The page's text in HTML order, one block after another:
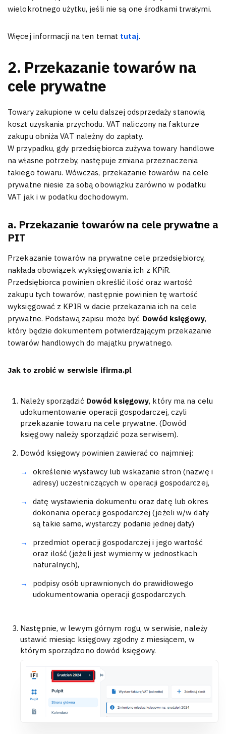
wielokrotnego użytku, jeśli nie są one środkami trwałymi.
Więcej informacji na ten temat tutaj.
2. Przekazanie towarów na
cele prywatne
Towary zakupione w celu dalszej odsprzedaży stanowią
koszt uzyskania przychodu. VAT naliczony na fakturze
zakupu obniża VAT należny do zapłaty.
W przypadku, gdy przedsiębiorca zużywa towary handlowe
na własne potrzeby, następuje zmiana przeznaczenia
takiego towaru. Wówczas, przekazanie towarów na cele
prywatne niesie za sobą obowiązku zarówno w podatku
VAT jak i w podatku dochodowym.
a. Przekazanie towarów na cele prywatne a
PIT
Przekazanie towarów na prywatne cele przedsiębiorcy,
nakłada obowiązek wyksięgowania ich z KPiR.
Przedsiębiorca powinien określić ilość oraz wartość
zakupu tych towarów, następnie powinien tę wartość
wyksięgować z KPIR w dacie przekazania ich na cele
prywatne. Podstawą zapisu może być Dowód księgowy,
który będzie dokumentem potwierdzającym przekazanie
towarów handlowych do majątku prywatnego.
Jak to zrobić w serwisie ifirma.pl
Należy sporządzić Dowód księgowy, który ma na celu
udokumentowanie operacji gospodarczej, czyli
przekazanie towaru na cele prywatne. (Dowód
księgowy należy sporządzić poza serwisem).
Dowód księgowy powinien zawierać co najmniej:
określenie wystawcy lub wskazanie stron (nazwę i
adresy) uczestniczących w operacji gospodarczej,
datę wystawienia dokumentu oraz datę lub okres
dokonania operacji gospodarczej (jeżeli w/w daty
są takie same, wystarczy podanie jednej daty)
przedmiot operacji gospodarczej i jego wartość
oraz ilość (jeżeli jest wymierny w jednostkach
naturalnych),
podpisy osób uprawnionych do prawidłowego
udokumentowania operacji gospodarczych.
Następnie, w lewym górnym rogu, w serwisie, należy
ustawić miesiąc księgowy zgodny z miesiącem, w
którym sporządzono dowód księgowy.